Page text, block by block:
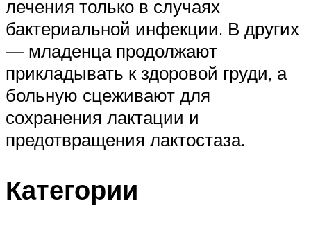
лечения только в случаях
бактериальной инфекции. В других
— младенца продолжают
прикладывать к здоровой груди, а
больную сцеживают для
сохранения лактации и
предотвращения лактостаза.
Категории